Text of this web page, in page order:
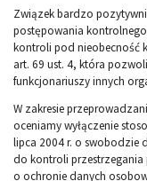
Związek bardzo
postępowania
kontroli pod nieobecność
art. 69 ust. 4, która
funkcjonariuszy innych
W zakresie
oceniamy wyłączenie
lipca 2004 r. o swobodzie
do kontroli przestrzegania
o ochronie danych